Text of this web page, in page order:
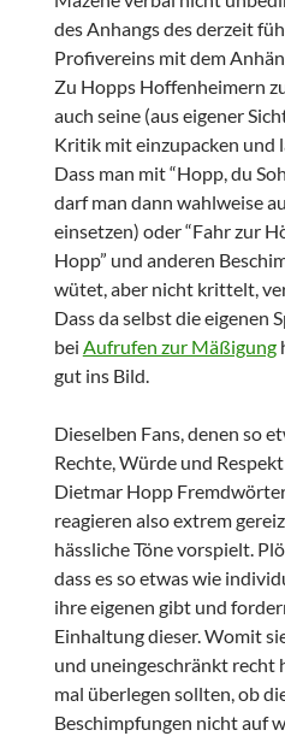
des Anhangs des derzeit
Profivereins mit dem
Zu Hopps Hoffenheimern
auch seine (aus eigener
Kritik mit einzupacken und
Dass man mit “Hopp, du
darf man dann wahlweise
einsetzen) oder “Fahr zur
Hopp” und anderen
wütet, aber nicht krittelt,
Dass da selbst die eigenen
bei Aufrufen zur Mäßigung
gut ins Bild.
Dieselben Fans, denen so
Rechte, Würde und
Dietmar Hopp
reagieren also extrem
hässliche Töne vorspielt.
dass es so etwas wie
ihre eigenen gibt und
Einhaltung dieser. Womit
und uneingeschränkt recht
mal überlegen sollten, ob
Beschimpfungen nicht auf